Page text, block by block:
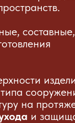
на
и